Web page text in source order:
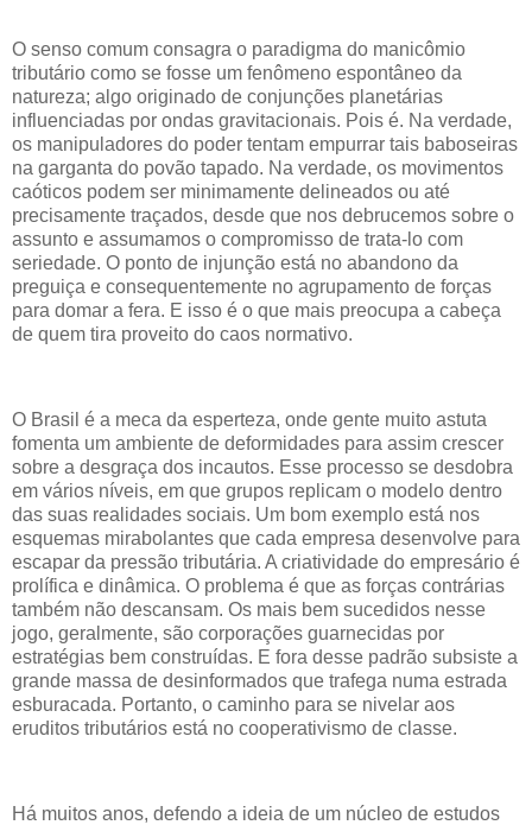
O senso comum consagra o paradigma do manicômio
tributário como se fosse um fenômeno espontâneo da
natureza; algo originado de conjunções planetárias
influenciadas por ondas gravitacionais. Pois é. Na verdade,
os manipuladores do poder tentam empurrar tais baboseiras
na garganta do povão tapado. Na verdade, os movimentos
caóticos podem ser minimamente delineados ou até
precisamente traçados, desde que nos debrucemos sobre o
assunto e assumamos o compromisso de trata-lo com
seriedade. O ponto de injunção está no abandono da
preguiça e consequentemente no agrupamento de forças
para domar a fera. E isso é o que mais preocupa a cabeça
de quem tira proveito do caos normativo.
O Brasil é a meca da esperteza, onde gente muito astuta
fomenta um ambiente de deformidades para assim crescer
sobre a desgraça dos incautos. Esse processo se desdobra
em vários níveis, em que grupos replicam o modelo dentro
das suas realidades sociais. Um bom exemplo está nos
esquemas mirabolantes que cada empresa desenvolve para
escapar da pressão tributária. A criatividade do empresário é
prolífica e dinâmica. O problema é que as forças contrárias
também não descansam. Os mais bem sucedidos nesse
jogo, geralmente, são corporações guarnecidas por
estratégias bem construídas. E fora desse padrão subsiste a
grande massa de desinformados que trafega numa estrada
esburacada. Portanto, o caminho para se nivelar aos
eruditos tributários está no cooperativismo de classe.
Há muitos anos, defendo a ideia de um núcleo de estudos